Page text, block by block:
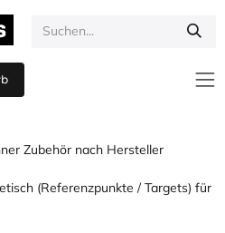
Zubehör nach Hersteller
(Referenzpunkte / Targets) für